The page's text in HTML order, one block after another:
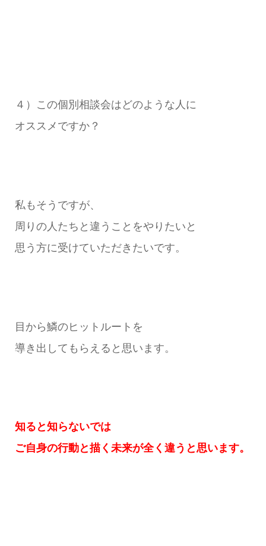
４）この個別相談会はどのような人に
オススメですか？
私もそうですが、
周りの人たちと違うことをやりたいと
思う方に受けていただきたいです。
目から鱗のヒットルートを
導き出してもらえると思います。
知ると知らないでは
ご自身の行動と描く未来が全く違うと思います。